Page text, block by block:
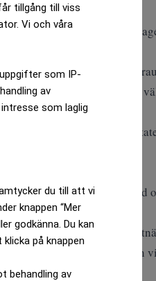
tillgång till viss
Vi och våra
som IP-
av
som laglig
du till att vi
knappen “Mer
godkänna. Du kan
på knappen
behandling av
men var på det hela
Det märkte vi redan på
Klee. Så det tycker jag var
miljoner kronor.
mycket bra. Otto Sköld
i dag.
toppen och basen i
För en tid sedan skedde en